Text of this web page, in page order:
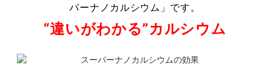
パーナノカルシウム」です。
“違いがわかる”カルシウム